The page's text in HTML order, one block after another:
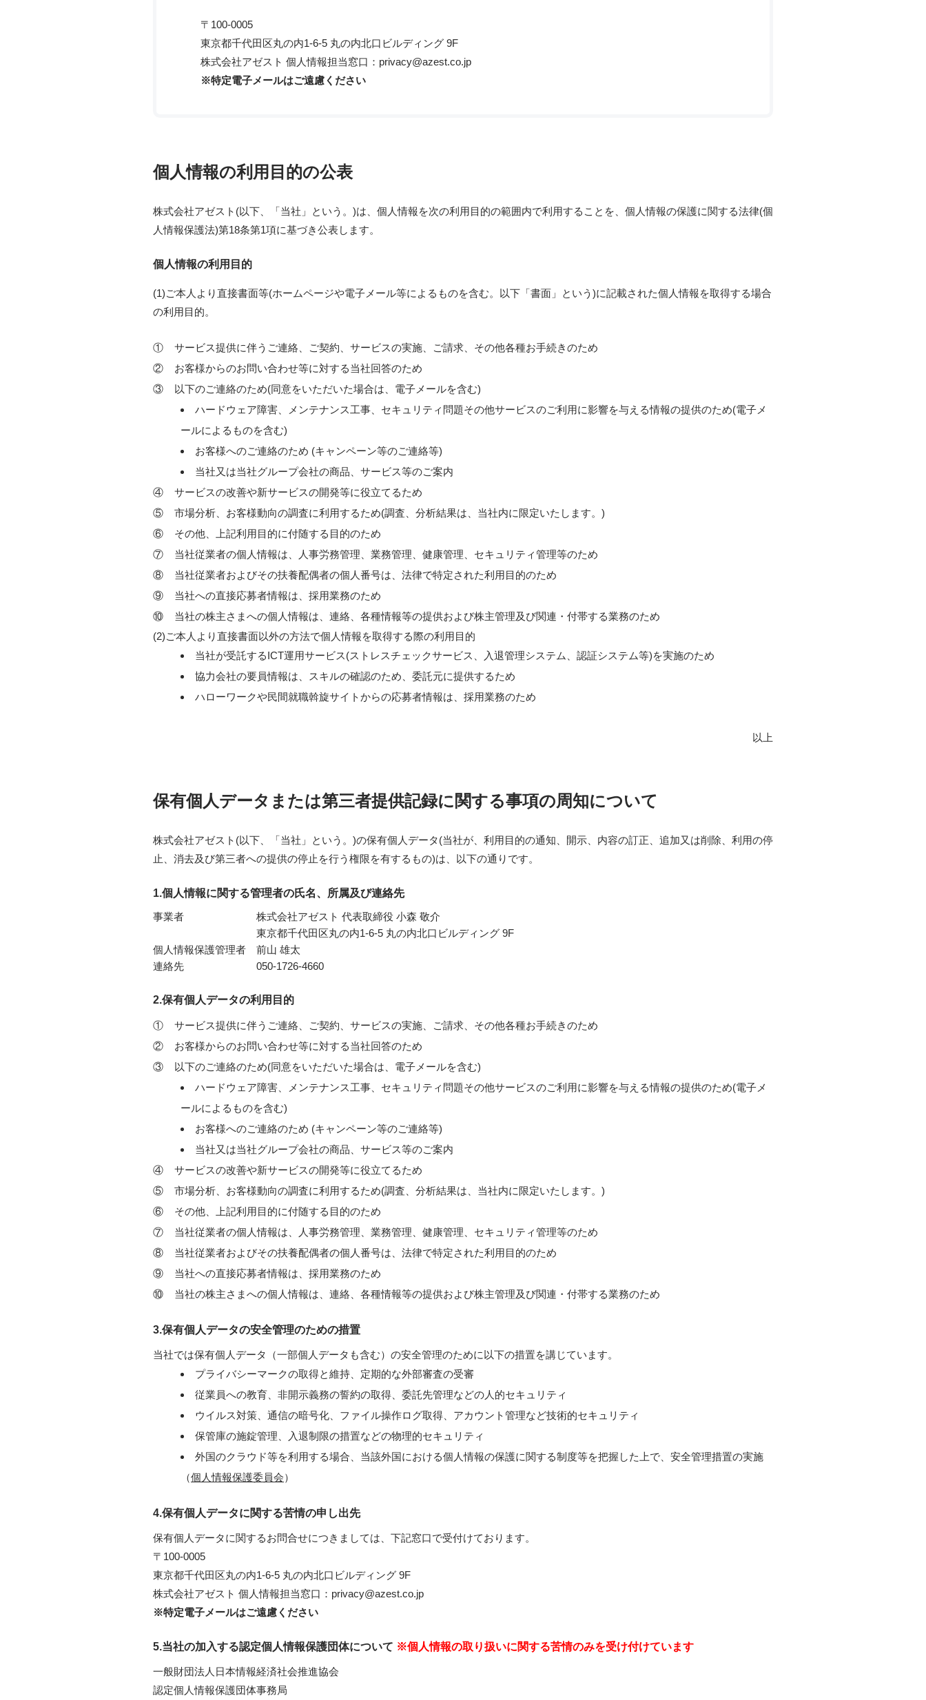
〒100-0005
東京都千代田区丸の内1-6-5 丸の内北口ビルディング 9F
株式会社アゼスト 個人情報担当窓口：privacy@azest.co.jp
※特定電子メールはご遠慮ください
個人情報の利用目的の公表
株式会社アゼスト(以下、「当社」という。)は、個人情報を次の利用目的の範囲内で利用することを、個人情報の保護に関する法律(個
人情報保護法)第18条第1項に基づき公表します。
個人情報の利用目的
(1)ご本人より直接書面等(ホームページや電子メール等によるものを含む。以下「書面」という)に記載された個人情報を取得する場合
の利用目的。
①
サービス提供に伴うご連絡、ご契約、サービスの実施、ご請求、その他各種お手続きのため
②
お客様からのお問い合わせ等に対する当社回答のため
③
以下のご連絡のため(同意をいただいた場合は、電子メールを含む)
ハードウェア障害、メンテナンス工事、セキュリティ問題その他サービスのご利用に影響を与える情報の提供のため(電子メ
ールによるものを含む)
お客様へのご連絡のため (キャンペーン等のご連絡等)
当社又は当社グループ会社の商品、サービス等のご案内
④
サービスの改善や新サービスの開発等に役立てるため
⑤
市場分析、お客様動向の調査に利用するため(調査、分析結果は、当社内に限定いたします。)
⑥
その他、上記利用目的に付随する目的のため
⑦
当社従業者の個人情報は、人事労務管理、業務管理、健康管理、セキュリティ管理等のため
⑧
当社従業者およびその扶養配偶者の個人番号は、法律で特定された利用目的のため
⑨
当社への直接応募者情報は、採用業務のため
⑩
当社の株主さまへの個人情報は、連絡、各種情報等の提供および株主管理及び関連・付帯する業務のため
(2)ご本人より直接書面以外の方法で個人情報を取得する際の利用目的
当社が受託するICT運用サービス(ストレスチェックサービス、入退管理システム、認証システム等)を実施のため
協力会社の要員情報は、スキルの確認のため、委託元に提供するため
ハローワークや民間就職斡旋サイトからの応募者情報は、採用業務のため
以上
保有個人データまたは第三者提供記録に関する事項の周知について
株式会社アゼスト(以下、「当社」という。)の保有個人データ(当社が、利用目的の通知、開示、内容の訂正、追加又は削除、利用の停
止、消去及び第三者への提供の停止を行う権限を有するもの)は、以下の通りです。
1.個人情報に関する管理者の氏名、所属及び連絡先
事業者
株式会社アゼスト 代表取締役 小森 敬介
東京都千代田区丸の内1-6-5 丸の内北口ビルディング 9F
個人情報保護管理者
前山 雄太
連絡先
050-1726-4660
2.保有個人データの利用目的
①
サービス提供に伴うご連絡、ご契約、サービスの実施、ご請求、その他各種お手続きのため
②
お客様からのお問い合わせ等に対する当社回答のため
③
以下のご連絡のため(同意をいただいた場合は、電子メールを含む)
ハードウェア障害、メンテナンス工事、セキュリティ問題その他サービスのご利用に影響を与える情報の提供のため(電子メ
ールによるものを含む)
お客様へのご連絡のため (キャンペーン等のご連絡等)
当社又は当社グループ会社の商品、サービス等のご案内
④
サービスの改善や新サービスの開発等に役立てるため
⑤
市場分析、お客様動向の調査に利用するため(調査、分析結果は、当社内に限定いたします。)
⑥
その他、上記利用目的に付随する目的のため
⑦
当社従業者の個人情報は、人事労務管理、業務管理、健康管理、セキュリティ管理等のため
⑧
当社従業者およびその扶養配偶者の個人番号は、法律で特定された利用目的のため
⑨
当社への直接応募者情報は、採用業務のため
⑩
当社の株主さまへの個人情報は、連絡、各種情報等の提供および株主管理及び関連・付帯する業務のため
3.保有個人データの安全管理のための措置
当社では保有個人データ（一部個人データも含む）の安全管理のために以下の措置を講じています。
プライバシーマークの取得と維持、定期的な外部審査の受審
従業員への教育、非開示義務の誓約の取得、委託先管理などの人的セキュリティ
ウイルス対策、通信の暗号化、ファイル操作ログ取得、アカウント管理など技術的セキュリティ
保管庫の施錠管理、入退制限の措置などの物理的セキュリティ
外国のクラウド等を利用する場合、当該外国における個人情報の保護に関する制度等を把握した上で、安全管理措置の実施
（個人情報保護委員会）
4.保有個人データに関する苦情の申し出先
保有個人データに関するお問合せにつきましては、下記窓口で受付けております。
〒100-0005
東京都千代田区丸の内1-6-5 丸の内北口ビルディング 9F
株式会社アゼスト 個人情報担当窓口：privacy@azest.co.jp
※特定電子メールはご遠慮ください
5.当社の加入する認定個人情報保護団体について ※個人情報の取り扱いに関する苦情のみを受け付けています
一般財団法人日本情報経済社会推進協会
認定個人情報保護団体事務局